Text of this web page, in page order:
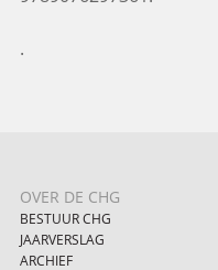
.
OVER DE CHG
BESTUUR CHG
JAARVERSLAG
ARCHIEF